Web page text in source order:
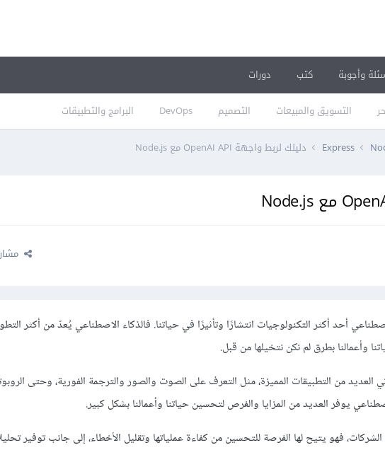
التسويق والمبيعات التصميم DevOps البرامج والتطبيقات
وأجوبة كتب دورات
Express دليلك لربط واجهة OpenAI API مع Node.js
أحد أكثر التكنولوجيات انتشارًا وتأثيرًا في حياتنا. فالذكاء الاصطناعي يُعدّ من أكثر
وأعمالنا بطرق لم نكن نتخيلها من قبل.
العديد من التطبيقات المميزة، مثل التعرف على الصوت والصور والترجمة الفورية، وحتى
يوفر العديد من المزايا والفرص لتحسين حياتنا وأعمالنا بشكل كبير.
فهو يتيح لها الفرصة للتحسين من كفاءة عملياتها وتقليل الأخطاء، إلى جانب توفير